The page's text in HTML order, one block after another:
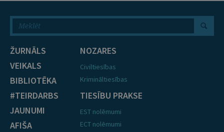
ŽURNĀLS
VEIKALS
BIBLIOTĒKA
#TEIRDARBS
JAUNUMI
AFIŠA
NOZARES
Civiltiesības
Krimināltiesības
TIESĪBU PRAKSE
EST nolēmumi
ECT nolēmumi